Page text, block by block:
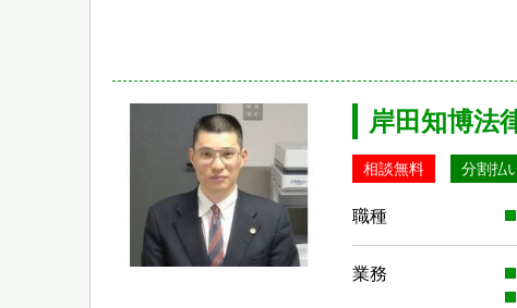
岸田知博法
相談無料 分割払
職種
業務